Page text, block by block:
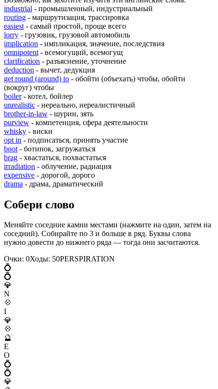
industrial - промышленный, индустриальный
routing - маршрутизация, трассировка
easiest - самый простой, проще всего
lorry - грузовик, грузовой автомобиль
implication - импликация, значение, последствия
omnipotent - всемогущий, всемогущ
clarification - разъяснение, уточнение
deduction - вычет, дедукция
get round (around) to - обойти (объехать) чтобы, обойти
(вокруг) чтобы
boiler- котел, бойлер
unrealistic - нереально, нереалистичный
brother-in-law - шурин, зять
purview - компетенция, сфера деятельности
whisky - виски
opt in - подписаться, принять участие
boot - ботинок, загружаться
brag - хвастаться, похвастаться
irradiation - облучение, радиация
expensive - дорогой, дорого
drama - драма, драматический
Собери слово
Меняйте соседние камни местами (нажмите на один, затем на
соседний). Собирайте по 3 и больше в ряд. Буквы слова
нужно довести до нижнего ряда — тогда они засчитаются.
Очки: 0Ходы: 50PERSPIRATION
💍
💍
💎
N
💠
I
💎
💠
🔮
E
O
💍
💍
💎